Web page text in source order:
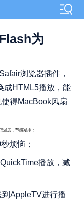
为
浏览器插件，
成HTML5播放，能
得MacBook风扇
度，节能减排；
烦恼；
播放，减
AppleTV进行播